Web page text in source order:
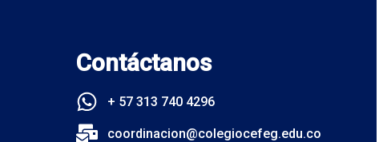
Contáctanos
+ 57 313 740 4296
coordinacion@colegiocefeg.edu.co